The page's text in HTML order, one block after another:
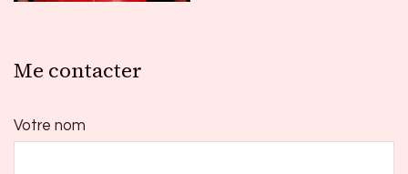
Me contacter
Votre nom